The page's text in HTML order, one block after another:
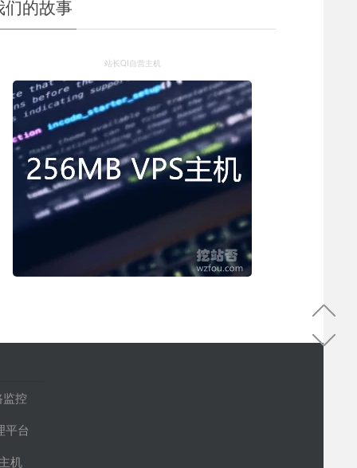
们的故事
站长QI自营主机
控
平台
机